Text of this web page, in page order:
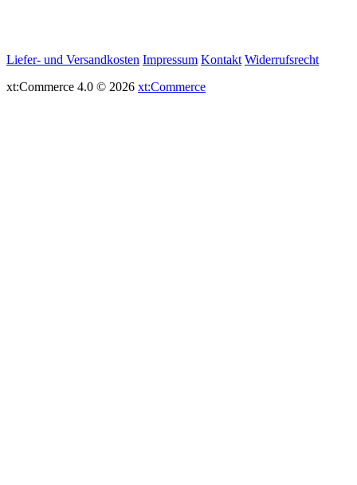
Liefer- und Versandkosten Impressum Kontakt Widerrufsrecht
xt:Commerce 4.0 © 2026 xt:Commerce